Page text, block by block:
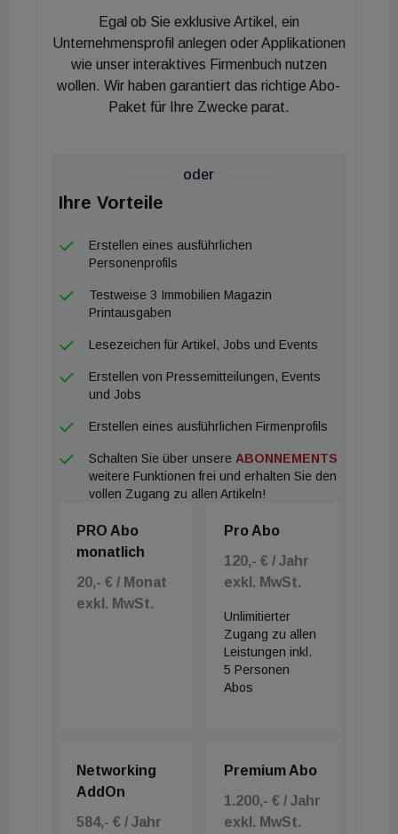
durchgesetzt hatte, dürften deshalb „nur der
Anfang einer Kette von Maßnahmen sein, die einen
Neustart beim Wohnungsbau anstoßen könnten“.
Egal ob Sie exklusive Artikel, ein
Unternehmensprofil anlegen oder Applikationen
wie unser interaktives Firmenbuch nutzen
wollen. Wir haben garantiert das richtige Abo-
Paket für Ihre Zwecke parat.
oder
Ihre Vorteile
Erstellen eines ausführlichen
Personenprofils
Testweise 3 Immobilien Magazin
Printausgaben
Lesezeichen für Artikel, Jobs und Events
Erstellen von Pressemitteilungen, Events
und Jobs
Erstellen eines ausführlichen Firmenprofils
Schalten Sie über unsere ABONNEMENTS
weitere Funktionen frei und erhalten Sie den
vollen Zugang zu allen Artikeln!
PRO Abo
monatlich
20,- € / Monat
exkl. MwSt.
Pro Abo
120,- € / Jahr
exkl. MwSt.
Unlimitierter
Zugang zu allen
Leistungen inkl.
5 Personen
Abos
Networking
AddOn
584,- € / Jahr
Premium Abo
1.200,- € / Jahr
exkl. MwSt.